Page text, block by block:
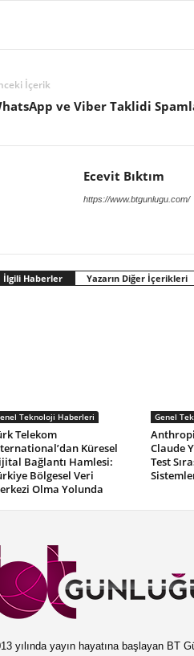
İçerik
ve Viber Taklidi
Ecevit Bıktım
https://www.btgunlugu.com/
İlgili Haberler Yazarın Diğer İçerikleri
Teknoloji Haberleri
Telekom
Küresel
Bağlantı Hamlesi:
Bölgesel Veri
Olma Yolunda
Genel
Claude
Test
yılında yayın hayatına başlayan BT